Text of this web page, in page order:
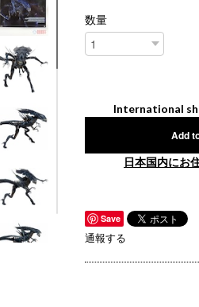
数量
International
Add
日本国内にお
Save
通報する